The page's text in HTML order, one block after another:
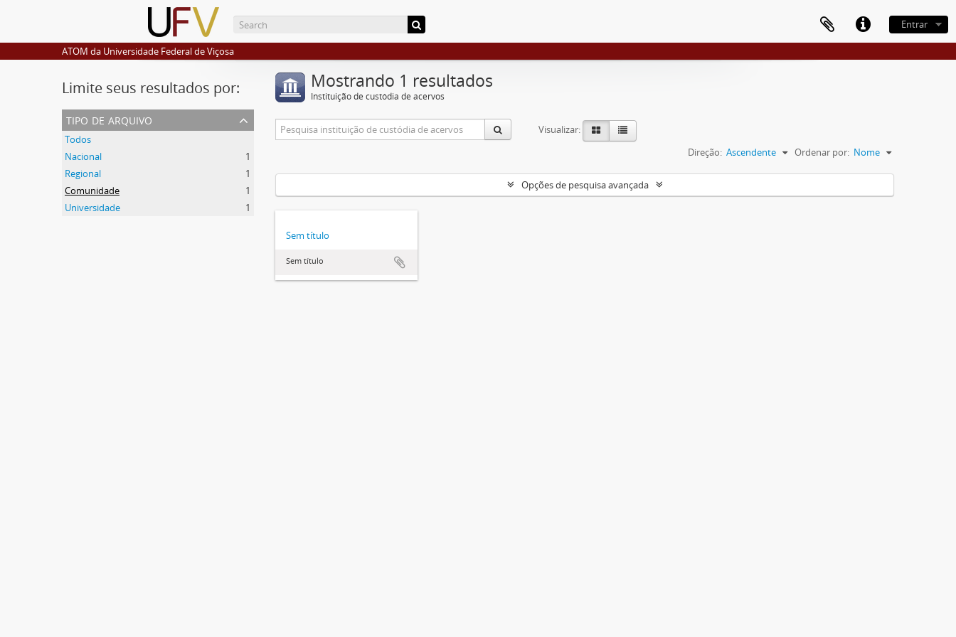
Entrar
ATOM da Universidade Federal de Viçosa
Limite seus resultados por:
tipo de arquivo
Todos
Nacional
1
Regional
1
Comunidade
1
Universidade
1
Mostrando 1 resultados
Instituição de custódia de acervos
Visualizar:
Ordenar por: Nome
Direção: Ascendente
Opções de pesquisa avançada
Sem título
Sem título